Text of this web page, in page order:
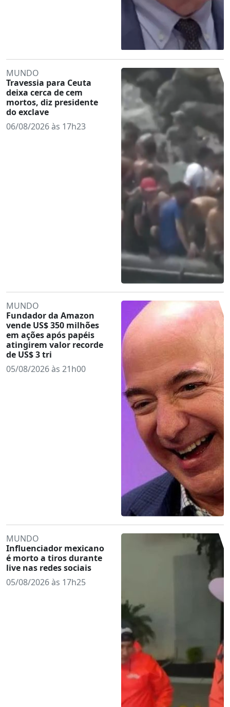
MUNDO
Travessia para Ceuta
deixa cerca de cem
mortos, diz presidente
do exclave
06/08/2026 às 17h23
MUNDO
Fundador da Amazon
vende US$ 350 milhões
em ações após papéis
atingirem valor recorde
de US$ 3 tri
05/08/2026 às 21h00
MUNDO
Influenciador mexicano
é morto a tiros durante
live nas redes sociais
05/08/2026 às 17h25